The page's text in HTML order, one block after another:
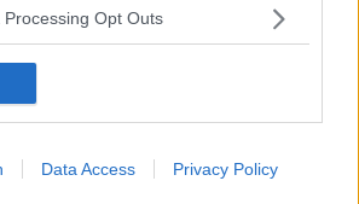
Opt Outs
Data Access Privacy Policy
e il carretto